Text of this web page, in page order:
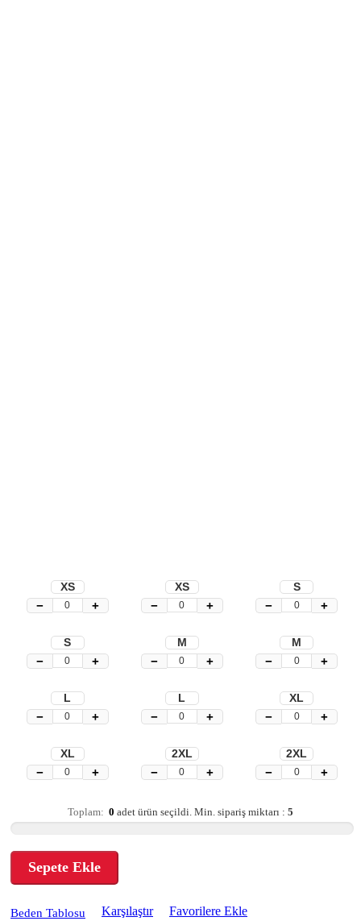
XS
− +
XS
− +
S
− +
S
− +
M
− +
M
− +
L
− +
L
− +
XL
− +
XL
− +
2XL
− +
2XL
− +
Toplam: 0 adet ürün seçildi. Min. sipariş miktarı : 5
Sepete Ekle
Beden Tablosu Karşılaştır Favorilere Ekle